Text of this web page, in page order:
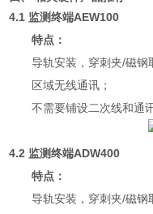
4.1 监测终端AEW100
特点：
导轨安装，穿刺夹/磁钢
区域无线通讯；
不需要铺设二次线和通
4.2 监测终端ADW400
特点：
导轨安装，穿刺夹/磁钢